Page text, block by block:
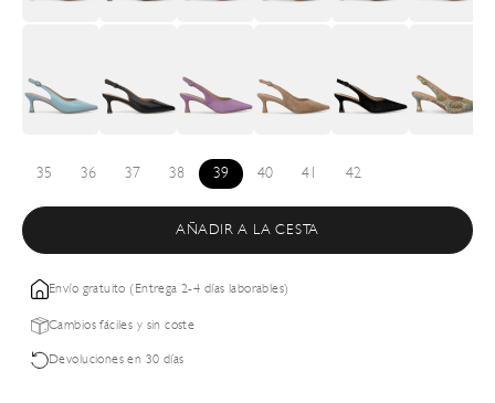
35 36 37 38 39 40 41 42
AÑADIR A LA CESTA
Envío gratuito (Entrega 2-4 días laborables)
Cambios fáciles y sin coste
Devoluciones en 30 días